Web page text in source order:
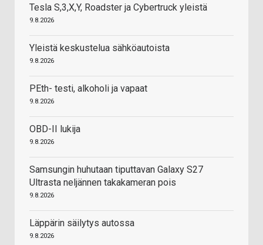
Tesla S,3,X,Y, Roadster ja Cybertruck yleistä
9.8.2026
Yleistä keskustelua sähköautoista
9.8.2026
PEth- testi, alkoholi ja vapaat
9.8.2026
OBD-II lukija
9.8.2026
Samsungin huhutaan tiputtavan Galaxy S27
Ultrasta neljännen takakameran pois
9.8.2026
Läppärin säilytys autossa
9.8.2026